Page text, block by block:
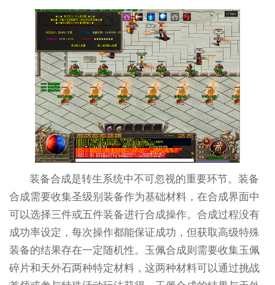
装备合成是转生系统中不可忽视的重要环节。装备
合成需要收集圣级别装备作为基础材料，在合成界面中
可以选择三件或五件装备进行合成操作。合成过程没有
成功率设定，每次操作都能保证成功，但获取高级特殊
装备的结果存在一定随机性。玉佩合成则需要收集玉佩
碎片和天外石两种特定材料，这两种材料可以通过挑战